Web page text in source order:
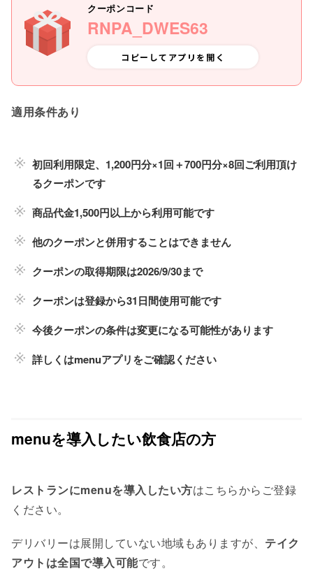
クーポンコード
RNPA_DWES63
コピーしてアプリを開く
適用条件あり
初回利用限定、1,200円分×1回＋700円分×8回ご利用頂け
るクーポンです
商品代金1,500円以上から利用可能です
他のクーポンと併用することはできません
クーポンの取得期限は2026/9/30まで
クーポンは登録から31日間使用可能です
今後クーポンの条件は変更になる可能性があります
詳しくはmenuアプリをご確認ください
menuを導入したい飲食店の方
レストランにmenuを導入したい方はこちらからご登録
ください。
デリバリーは展開していない地域もありますが、 テイク
アウトは全国で導入可能です。